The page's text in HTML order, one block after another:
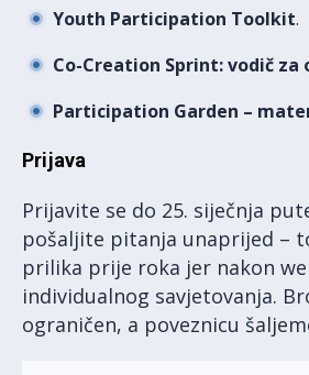
Youth Participation Toolkit.
Co-Creation Sprint: vodič za
Participation Garden –
Prijava
Prijavite se do 25. siječnja
pošaljite pitanja unaprijed –
prilika prije roka jer nakon
individualnog savjetovanja.
ograničen, a poveznicu